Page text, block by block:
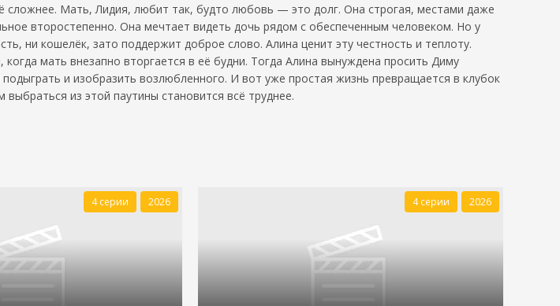
Мать, Лидия, любит так, будто любовь — это долг. Она строгая, местами даже
второстепенно. Она мечтает видеть дочь рядом с обеспеченным человеком. Но у
ни кошелёк, зато поддержит доброе слово. Алина ценит эту честность и теплоту.
мать внезапно вторгается в её будни. Тогда Алина вынуждена просить Диму
и изобразить возлюбленного. И вот уже простая жизнь превращается в клубок
из этой паутины становится всё труднее.
4 серии 2026 4 серии 2026